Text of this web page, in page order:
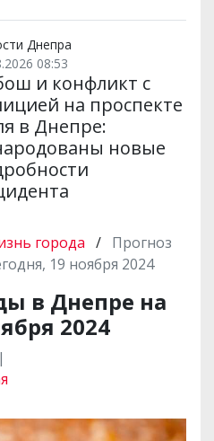
Днепра
08:53
и конфликт с
на проспекте
в Днепре:
новые
города / Прогноз
19 ноября 2024
в Днепре на
2024